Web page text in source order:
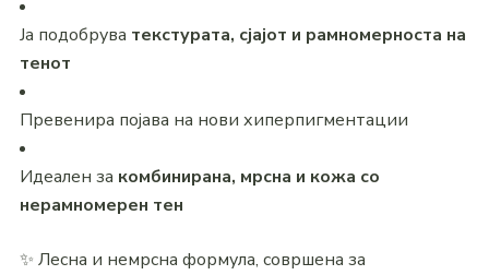
Ја подобрува текстурата, сјајот и рамномерноста на
тенот
Превенира појава на нови хиперпигментации
Идеален за комбинирана, мрсна и кожа со
нерамномерен тен
✨ Лесна и немрсна формула, совршена за